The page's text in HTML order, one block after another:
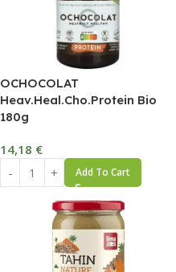
OCHOCOLAT
Heav.Heal.Cho.Protein Bio
180g
14,18 €
Add To Cart